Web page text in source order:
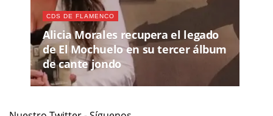
CDS DE FLAMENCO
Alicia Morales recupera el legado
de El Mochuelo en su tercer álbum
de cante jondo